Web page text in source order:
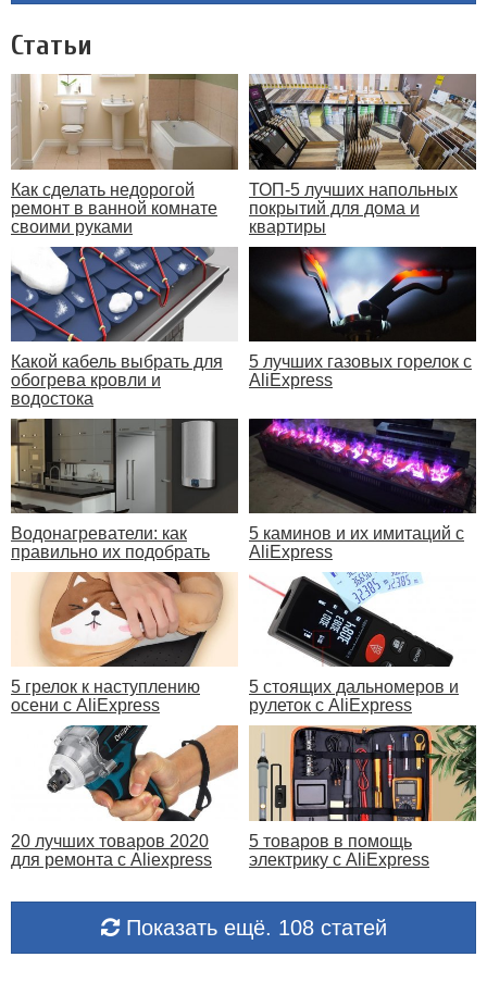
Статьи
Как сделать недорогой
ремонт в ванной комнате
своими руками
ТОП-5 лучших напольных
покрытий для дома и
квартиры
Какой кабель выбрать для
обогрева кровли и
водостока
5 лучших газовых горелок с
AliExpress
Водонагреватели: как
правильно их подобрать
5 каминов и их имитаций с
AliExpress
5 грелок к наступлению
осени с AliExpress
5 стоящих дальномеров и
рулеток с AliExpress
20 лучших товаров 2020
для ремонта с Aliexpress
5 товаров в помощь
электрику с AliExpress
Показать ещё. 108 статей